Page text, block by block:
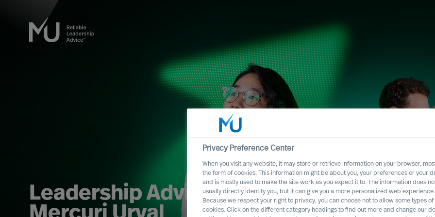
Leadership Advisory Services mit
Privacy Preference Center
When you visit any website, it may store or retrieve information on your browser,
the form of cookies. This information might be about you, your preferences or your
and is mostly used to make the site work as you expect it to. The information does
usually directly identify you, but it can give you a more personalized web experience.
Because we respect your right to privacy, you can choose not to allow some types of
cookies. Click on the different category headings to find out more and change our